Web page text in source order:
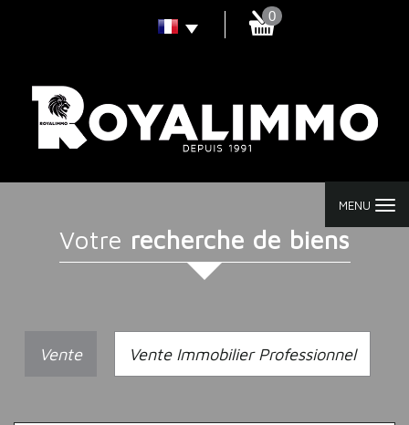
0
MENU
votre recherche de biens
Vente Vente Immobilier Professionnel